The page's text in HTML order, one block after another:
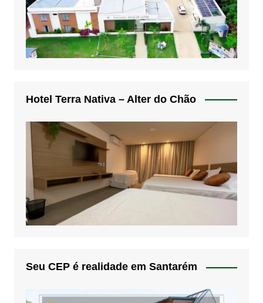
Hotel Terra Nativa – Alter do Chão
Seu CEP é realidade em Santarém